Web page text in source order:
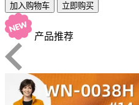
加入购物车 立即购买
产品推荐